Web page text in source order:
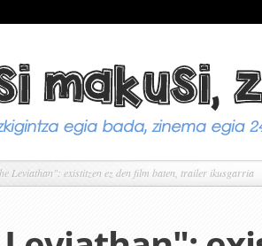
Leviathan": existitzen ez den film baten, trailer ikusgarria